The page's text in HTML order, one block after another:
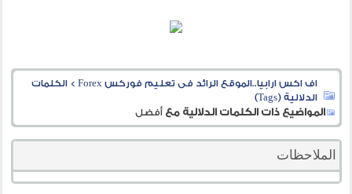
اف اكس ارابيا..الموقع الرائد فى تعليم فوركس Forex >الكلمات
الدلالية (Tags)
المواضيع ذات الكلمات الدلالية مع أفضل
الملاحظات